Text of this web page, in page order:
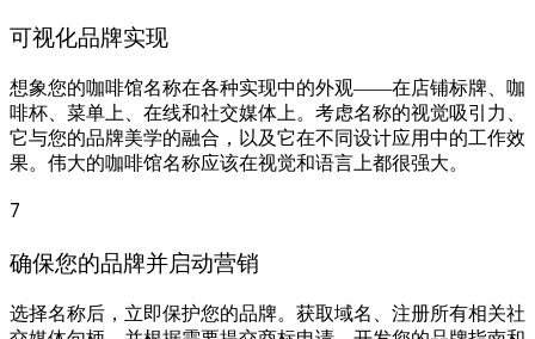
可视化品牌实现
想象您的咖啡馆名称在各种实现中的外观——在店铺标牌、咖
啡杯、菜单上、在线和社交媒体上。考虑名称的视觉吸引力、
它与您的品牌美学的融合，以及它在不同设计应用中的工作效
果。伟大的咖啡馆名称应该在视觉和语言上都很强大。
7
确保您的品牌并启动营销
选择名称后，立即保护您的品牌。获取域名、注册所有相关社